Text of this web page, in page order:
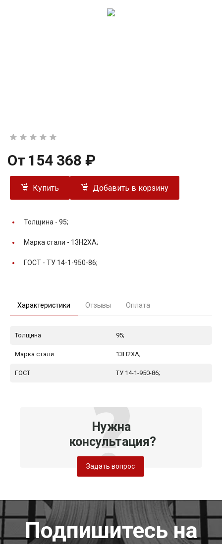
От 154 368 ₽
Купить Добавить в корзину
Толщина - 95;
Марка стали - 13Н2ХА;
ГОСТ - ТУ 14-1-950-86;
Характеристики Отзывы Оплата
Толщина 95;
Марка стали 13Н2ХА;
ГОСТ ТУ 14-1-950-86;
Нужна
консультация?
Задать вопрос
Подпишитесь на